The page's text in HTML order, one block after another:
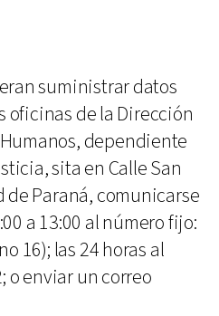
suministrar datos
oficinas de la Dirección
dependiente
sita en Calle San
de Paraná, comunicarse
a 13:00 al número fijo:
16); las 24 horas al
o enviar un correo